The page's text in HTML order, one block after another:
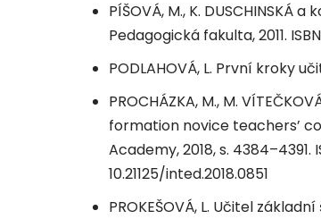
PÍŠOVÁ, M., K. DUSCHINSKÁ
Pedagogická fakulta, 2011.
PODLAHOVÁ, L. První kroky
PROCHÁZKA, M., M.
formation novice teachers’
Academy, 2018, s.
10.21125/inted.2018.0851
PROKEŠOVÁ, L. Učitel